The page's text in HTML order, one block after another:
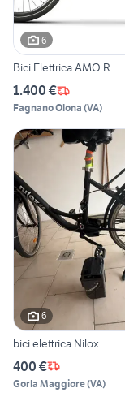
6
Bici Elettrica AMO R
1.400 €
Fagnano Olona (VA)
6
bici elettrica Nilox
400 €
Gorla Maggiore(VA)